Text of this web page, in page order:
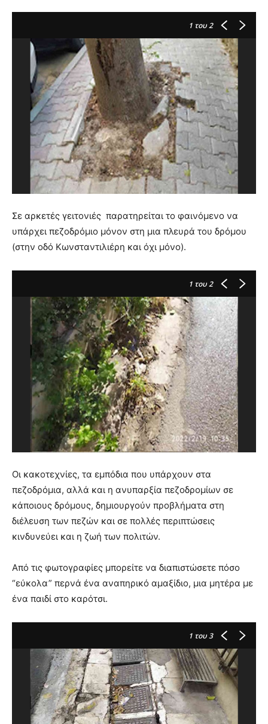
1 του 2
Σε αρκετές γειτονιές παρατηρείται το φαινόμενο να
υπάρχει πεζοδρόμιο μόνον στη μια πλευρά του δρόμου
(στην οδό Κωνσταντιλιέρη και όχι μόνο).
1 του 2
Οι κακοτεχνίες, τα εμπόδια που υπάρχουν στα
πεζοδρόμια, αλλά και η ανυπαρξία πεζοδρομίων σε
κάποιους δρόμους, δημιουργούν προβλήματα στη
διέλευση των πεζών και σε πολλές περιπτώσεις
κινδυνεύει και η ζωή των πολιτών.
Από τις φωτογραφίες μπορείτε να διαπιστώσετε πόσο
“εύκολα” περνά ένα αναπηρικό αμαξίδιο, μια μητέρα με
ένα παιδί στο καρότσι.
1 του 3